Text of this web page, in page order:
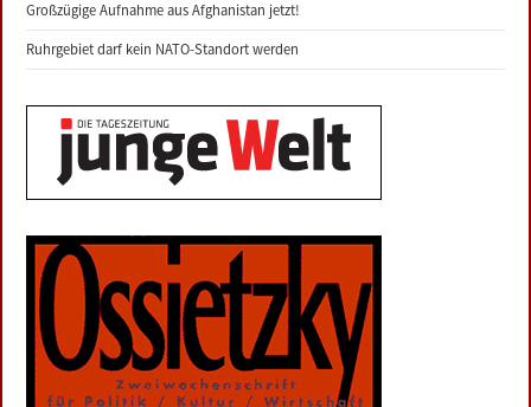
Großzügige Aufnahme aus Afghanistan jetzt!
Ruhrgebiet darf kein NATO-Standort werden